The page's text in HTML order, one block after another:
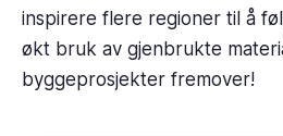
inspirere flere regioner til å
økt bruk av gjenbrukte
byggeprosjekter fremover!